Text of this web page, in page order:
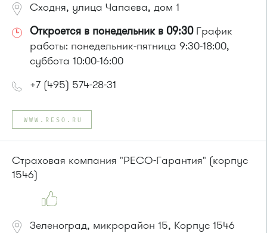
Сходня, улица Чапаева, дом 1
Откроется в понедельник в 09:30График
работы: понедельник-пятница 9:30-18:00,
суббота 10:00-16:00
+7 (495) 574-28-31
WWW.RESO.RU
Страховая компания "РЕСО-Гарантия" (корпус
1546)
Зеленоград, микрорайон 15, Корпус 1546